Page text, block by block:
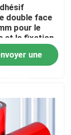
double face
pour le
et la fixation
une